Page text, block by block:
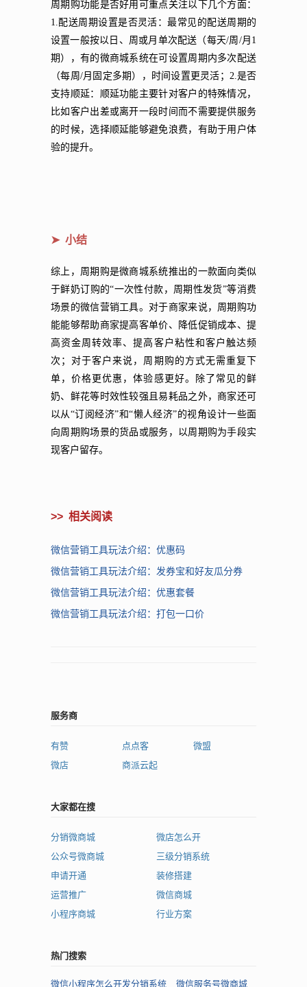
周期购功能是否好用可重点关注以下几个方面：
1.配送周期设置是否灵活：最常见的配送周期的
设置一般按以日、周或月单次配送（每天/周/月1
期），有的微商城系统在可设置周期内多次配送
（每周/月固定多期），时间设置更灵活；2.是否
支持顺延：顺延功能主要针对客户的特殊情况，
比如客户出差或离开一段时间而不需要提供服务
的时候，选择顺延能够避免浪费，有助于用户体
验的提升。
➤ 小结
综上，周期购是微商城系统推出的一款面向类似
于鲜奶订购的“一次性付款，周期性发货”等消费
场景的微信营销工具。对于商家来说，周期购功
能能够帮助商家提高客单价、降低促销成本、提
高资金周转效率、提高客户粘性和客户触达频
次；对于客户来说，周期购的方式无需重复下
单，价格更优惠，体验感更好。除了常见的鲜
奶、鲜花等时效性较强且易耗品之外，商家还可
以从“订阅经济”和“懒人经济”的视角设计一些面
向周期购场景的货品或服务，以周期购为手段实
现客户留存。
>> 相关阅读
微信营销工具玩法介绍：优惠码
微信营销工具玩法介绍：发券宝和好友瓜分券
微信营销工具玩法介绍：优惠套餐
微信营销工具玩法介绍：打包一口价
服务商
有赞 点点客
微盟
微店
商派云起
大家都在搜
分销微商城
微店怎么开
公众号微商城
三级分销系统
申请开通
装修搭建
运营推广
微信商城
小程序商城
行业方案
热门搜索
微信小程序怎么开发分销系统 微信服务号微商城